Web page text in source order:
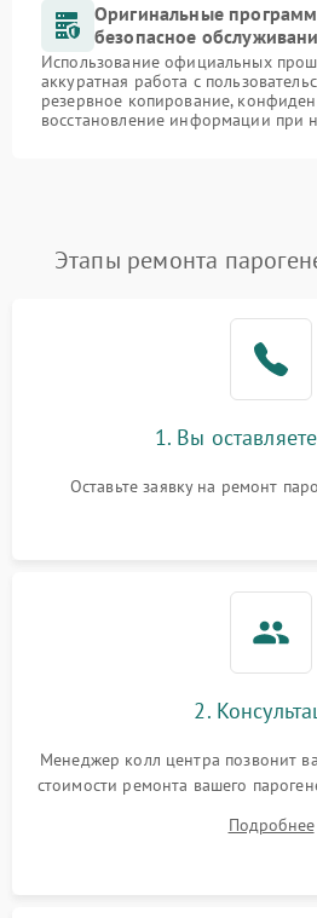
Оригинальные
безопасное
Использование официальных
аккуратная работа с
резервное копирование,
восстановление информации при
Этапы ремонта
1. Вы
Оставьте заявку на ремонт
2.
Менеджер колл центра позвонит
стоимости ремонта вашего
Подробнее